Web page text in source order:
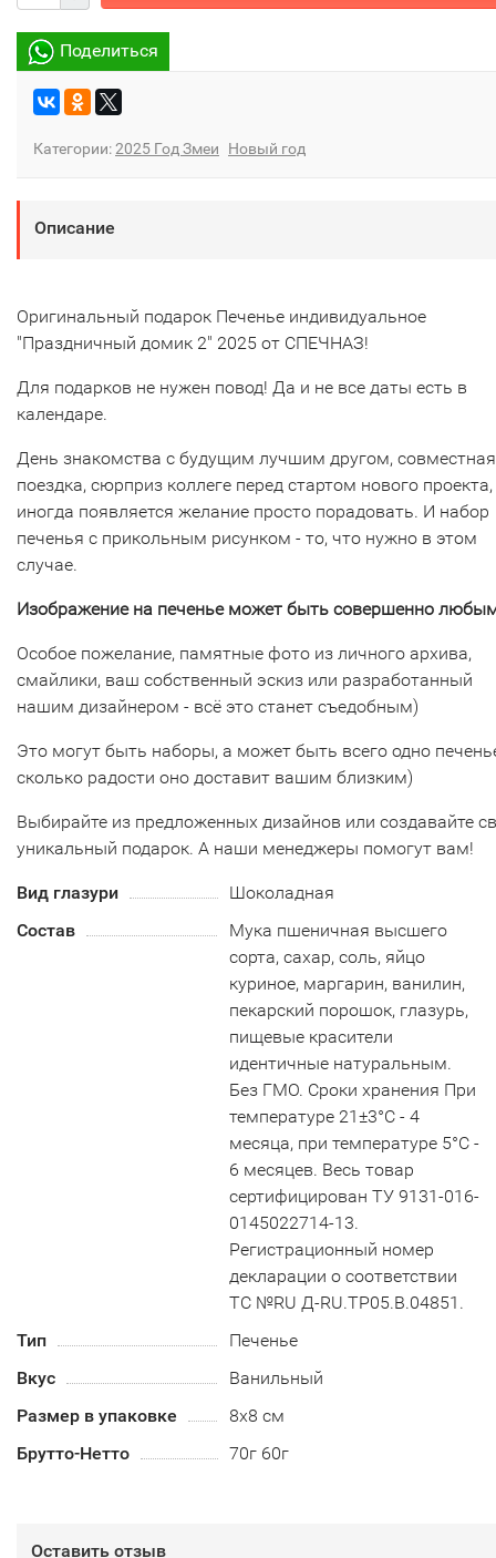
Поделиться
Категории:2025 Год Змеи Новый год
Описание
Оригинальный подарок Печенье индивидуальное
"Праздничный домик 2" 2025 от СПЕЧНАЗ!
Для подарков не нужен повод! Да и не все даты есть в
календаре.
День знакомства с будущим лучшим другом, совместная
поездка, сюрприз коллеге перед стартом нового
иногда появляется желание просто порадовать. И набор
печенья с прикольным рисунком - то, что нужно в этом
случае.
Изображение на печенье может быть совершенно
Особое пожелание, памятные фото из личного архива,
смайлики, ваш собственный эскиз или разработанный
нашим дизайнером - всё это станет съедобным)
Это могут быть наборы, а может быть всего одно
сколько радости оно доставит вашим близким)
Выбирайте из предложенных дизайнов или создавайте
уникальный подарок. А наши менеджеры помогут вам!
Вид глазури
Шоколадная
Состав
Мука пшеничная высшего
сорта, сахар, соль, яйцо
куриное, маргарин, ванилин,
пекарский порошок, глазурь,
пищевые красители
идентичные натуральным.
Без ГМО. Сроки хранения При
температуре 21±3°С - 4
месяца, при температуре 5°С -
6 месяцев. Весь товар
сертифицирован ТУ 9131-016-
0145022714-13.
Регистрационный номер
декларации о соответствии
ТС №RU Д-RU.TP05.B.04851.
Тип
Печенье
Вкус
Ванильный
Размер в упаковке
8х8 см
Брутто-Нетто
70г 60г
Оставить отзыв